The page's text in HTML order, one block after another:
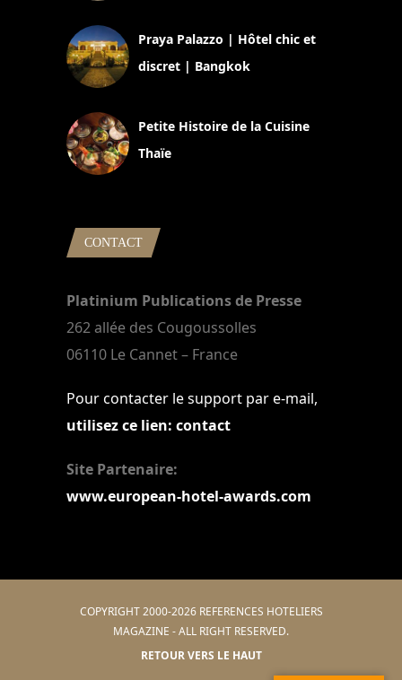
Praya Palazzo | Hôtel chic et
discret | Bangkok
Petite Histoire de la Cuisine
Thaïe
CONTACT
Platinium Publications de Presse
262 allée des Cougoussolles
06110 Le Cannet – France
Pour contacter le support par e-mail,
utilisez ce lien: contact
Site Partenaire:
www.european-hotel-awards.com
COPYRIGHT 2000-2026 REFERENCES HOTELIERS
MAGAZINE - ALL RIGHT RESERVED.
RETOUR VERS LE HAUT